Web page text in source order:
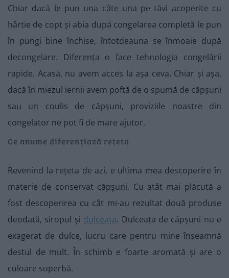
Chiar dacă le pun una câte una pe tăvi acoperite cu
hârtie de copt și abia după congelarea completă le pun
în pungi bine închise, întotdeauna se înmoaie după
decongelare. Diferența o face tehnologia congelării
rapide. Acasă, nu avem acces la așa ceva. Chiar și așa,
dacă în miezul iernii avem poftă de o spumă de căpșuni
sau un coulis de căpșuni, proviziile noastre din
congelator ne pot fi de mare ajutor.
Ce anume diferențiază rețeta
Revenind la rețeta de azi, e ultima mea descoperire în
materie de conservat căpșuni. Cu atât mai plăcută a
fost descoperirea cu cât mi-au rezultat două produse
deodată, siropul și dulceața. Dulceața de căpșuni nu e
exagerat de dulce, lucru care pentru mine înseamnă
destul de mult. În schimb e foarte aromată și are o
culoare superbă.